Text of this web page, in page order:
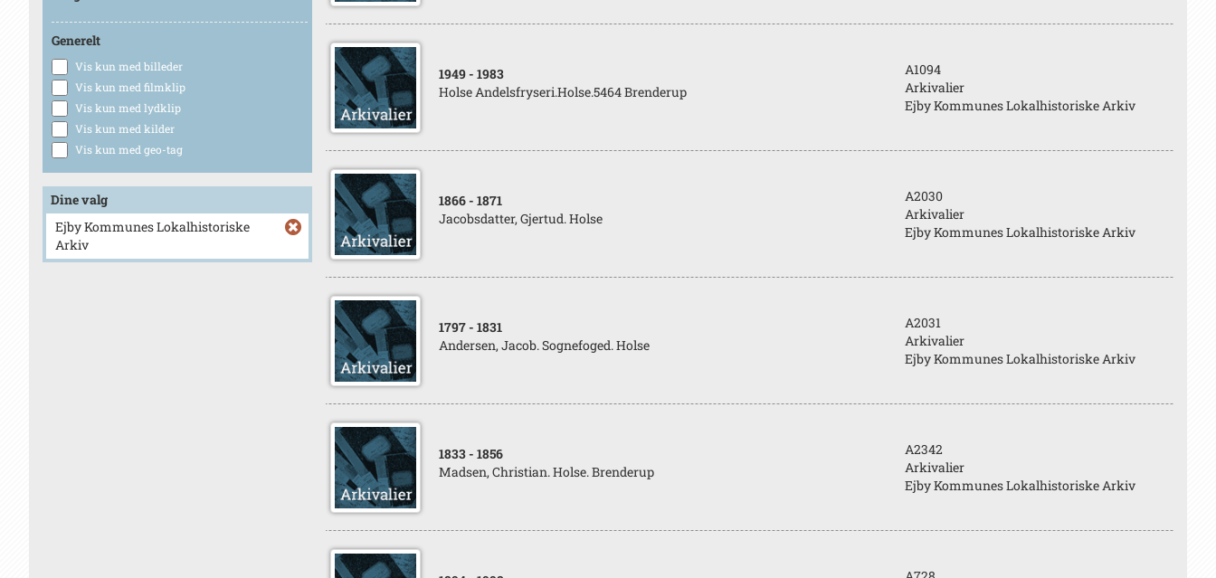
Generelt
Vis kun med billeder
Vis kun med filmklip
Vis kun med lydklip
Vis kun med kilder
Vis kun med geo-tag
Dine valg
Ejby Kommunes Lokalhistoriske
Arkiv
1949 - 1983
Holse Andelsfryseri.Holse.5464 Brenderup
A1094
Arkivalier
Ejby Kommunes Lokalhistoriske Arkiv
1866 - 1871
Jacobsdatter, Gjertud. Holse
A2030
Arkivalier
Ejby Kommunes Lokalhistoriske Arkiv
1797 - 1831
Andersen, Jacob. Sognefoged. Holse
A2031
Arkivalier
Ejby Kommunes Lokalhistoriske Arkiv
1833 - 1856
Madsen, Christian. Holse. Brenderup
A2342
Arkivalier
Ejby Kommunes Lokalhistoriske Arkiv